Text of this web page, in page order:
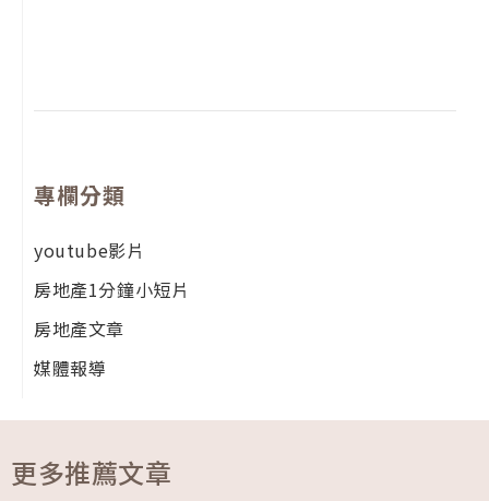
專欄分類
youtube影片
房地產1分鐘小短片
房地產文章
媒體報導
更多推薦文章